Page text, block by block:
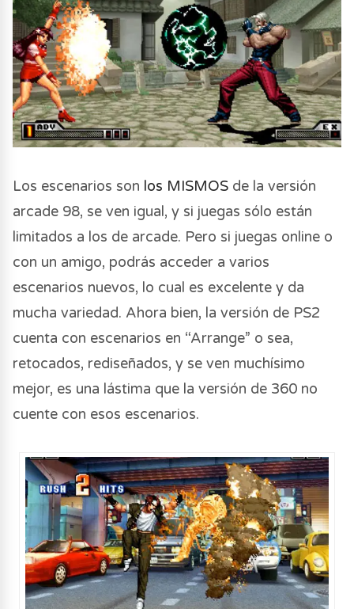
Los escenarios son los MISMOS de la versión
arcade 98, se ven igual, y si juegas sólo están
limitados a los de arcade. Pero si juegas online o
con un amigo, podrás acceder a varios
escenarios nuevos, lo cual es excelente y da
mucha variedad. Ahora bien, la versión de PS2
cuenta con escenarios en “Arrange” o sea,
retocados, rediseñados, y se ven muchísimo
mejor, es una lástima que la versión de 360 no
cuente con esos escenarios.